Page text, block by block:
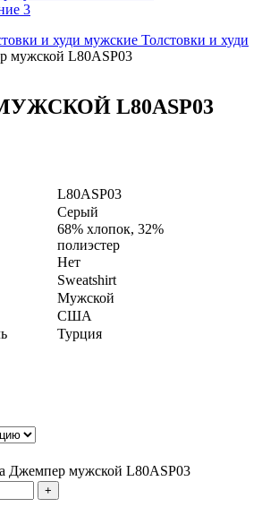
и худи мужские Толстовки и худи
мужской L80ASP03
L80ASP03
L80ASP03
Серый
68% хлопок, 32%
полиэстер
Нет
Sweatshirt
Мужской
США
Турция
Джемпер мужской L80ASP03